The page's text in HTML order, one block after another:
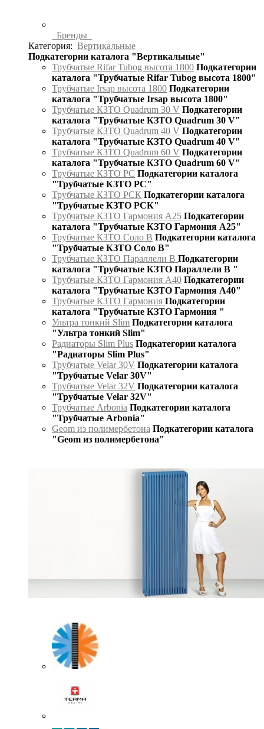
Бренды
Категория: Вертикальные
Подкатегории каталога "Вертикальные"
Трубчатые Rifar Tubog высота 1800 Подкатегории
каталога "Трубчатые Rifar Tubog высота 1800"
Трубчатые Irsap высота 1800 Подкатегории
каталога "Трубчатые Irsap высота 1800"
Трубчатые КЗТО Quadrum 30 V Подкатегории
каталога "Трубчатые КЗТО Quadrum 30 V"
Трубчатые КЗТО Quadrum 40 V Подкатегории
каталога "Трубчатые КЗТО Quadrum 40 V"
Трубчатые КЗТО Quadrum 60 V Подкатегории
каталога "Трубчатые КЗТО Quadrum 60 V"
Трубчатые КЗТО РС Подкатегории каталога
"Трубчатые КЗТО РС"
Трубчатые КЗТО РСК Подкатегории каталога
"Трубчатые КЗТО РСК"
Трубчатые КЗТО Гармония А25 Подкатегории
каталога "Трубчатые КЗТО Гармония А25"
Трубчатые КЗТО Соло В Подкатегории каталога
"Трубчатые КЗТО Соло В"
Трубчатые КЗТО Параллели В Подкатегории
каталога "Трубчатые КЗТО Параллели В "
Трубчатые КЗТО Гармония А40 Подкатегории
каталога "Трубчатые КЗТО Гармония А40"
Трубчатые КЗТО Гармония Подкатегории
каталога "Трубчатые КЗТО Гармония "
Ультра тонкий Slim Подкатегории каталога
"Ультра тонкий Slim"
Радиаторы Slim Plus Подкатегории каталога
"Радиаторы Slim Plus"
Трубчатые Velar 30V Подкатегории каталога
"Трубчатые Velar 30V"
Трубчатые Velar 32V Подкатегории каталога
"Трубчатые Velar 32V"
Трубчатые Arbonia Подкатегории каталога
"Трубчатые Arbonia"
Geom из полимербетона Подкатегории каталога
"Geom из полимербетона"